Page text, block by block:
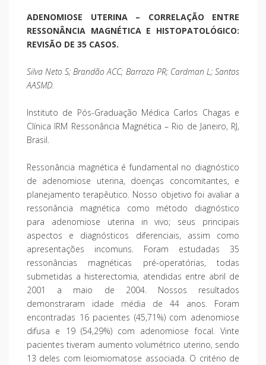
ADENOMIOSE UTERINA – CORRELAÇÃO ENTRE
RESSONÂNCIA MAGNÉTICA E HISTOPATOLÓGICO:
REVISÃO DE 35 CASOS.
Silva Neto S; Brandão ACC; Barrozo PR; Cardman L; Santos
AASMD.
Instituto de Pós-Graduação Médica Carlos Chagas e
Clínica IRM Ressonância Magnética – Rio de Janeiro, RJ,
Brasil.
Ressonância magnética é fundamental no diagnóstico
de adenomiose uterina, doenças concomitantes, e
planejamento terapêutico. Nosso objetivo foi avaliar a
ressonância magnética como método diagnóstico
para adenomiose uterina in vivo; seus principais
aspectos e diagnósticos diferenciais, assim como
apresentações incomuns. Foram estudadas 35
ressonâncias magnéticas pré-operatórias, todas
submetidas a histerectomia, atendidas entre abril de
2001 a maio de 2004. Nossos resultados
demonstraram idade média de 44 anos. Foram
encontradas 16 pacientes (45,71%) com adenomiose
difusa e 19 (54,29%) com adenomiose focal. Vinte
pacientes tiveram aumento volumétrico uterino, sendo
13 deles com leiomiomatose associada. O critério de